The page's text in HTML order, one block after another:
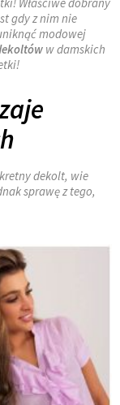
gdy z nim nie
modowej
w damskich
dekolt, wie
sprawę z tego,